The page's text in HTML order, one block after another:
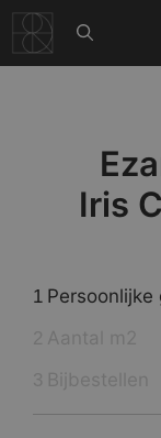
naar
de
Iris
1 Persoonlijke